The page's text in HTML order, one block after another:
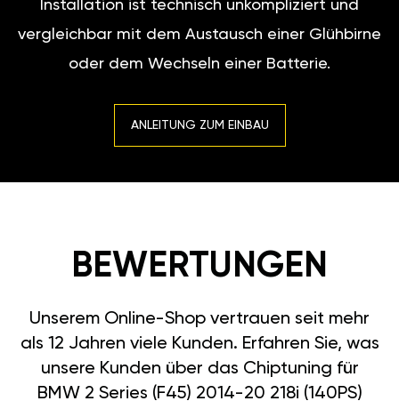
Installation ist technisch unkompliziert und
vergleichbar mit dem Austausch einer Glühbirne
oder dem Wechseln einer Batterie.
ANLEITUNG ZUM EINBAU
BEWERTUNGEN
Unserem Online-Shop vertrauen seit mehr
als 12 Jahren viele Kunden. Erfahren Sie, was
unsere Kunden über das Chiptuning für
BMW 2 Series (F45) 2014-20 218i (140PS)